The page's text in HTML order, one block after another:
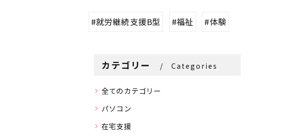
#就労継続支援B型 #福祉 #体験
カテゴリー Categories
全てのカテゴリー
パソコン
在宅支援